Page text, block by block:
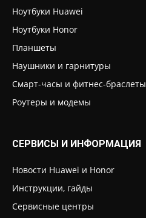
Ноутбуки Huawei
Ноутбуки Honor
Планшеты
Наушники и гарнитуры
Смарт-часы и фитнес-браслеты
Роутеры и модемы
СЕРВИСЫ И ИНФОРМАЦИЯ
Новости Huawei и Honor
Инструкции, гайды
Сервисные центры